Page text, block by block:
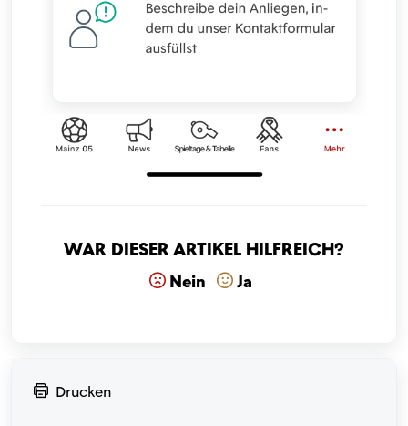
War dieser Artikel hilfreich?
Nein Ja
Drucken